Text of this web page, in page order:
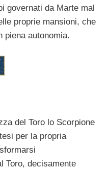
governati da Marte mal
proprie mansioni, che
piena autonomia.
del Toro lo Scorpione
per la propria
Toro, decisamente